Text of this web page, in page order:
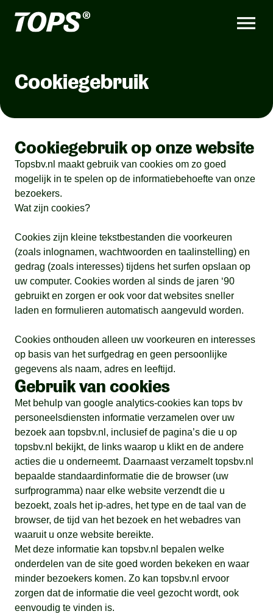
Cookiegebruik
Cookiegebruik op onze website
Topsbv.nl maakt gebruik van cookies om zo goed
mogelijk in te spelen op de informatiebehoefte van onze
bezoekers.
Wat zijn cookies?
Cookies zijn kleine tekstbestanden die voorkeuren
(zoals inlognamen, wachtwoorden en taalinstelling) en
gedrag (zoals interesses) tijdens het surfen opslaan op
uw computer. Cookies worden al sinds de jaren ‘90
gebruikt en zorgen er ook voor dat websites sneller
laden en formulieren automatisch aangevuld worden.
Cookies onthouden alleen uw voorkeuren en interesses
op basis van het surfgedrag en geen persoonlijke
gegevens als naam, adres en leeftijd.
Gebruik van cookies
Met behulp van google analytics-cookies kan tops bv
personeelsdiensten informatie verzamelen over uw
bezoek aan topsbv.nl, inclusief de pagina’s die u op
topsbv.nl bekijkt, de links waarop u klikt en de andere
acties die u onderneemt. Daarnaast verzamelt topsbv.nl
bepaalde standaardinformatie die de browser (uw
surfprogramma) naar elke website verzendt die u
bezoekt, zoals het ip-adres, het type en de taal van de
browser, de tijd van het bezoek en het webadres van
waaruit u onze website bereikte.
Met deze informatie kan topsbv.nl bepalen welke
onderdelen van de site goed worden bekeken en waar
minder bezoekers komen. Zo kan topsbv.nl ervoor
zorgen dat de informatie die veel gezocht wordt, ook
eenvoudig te vinden is.